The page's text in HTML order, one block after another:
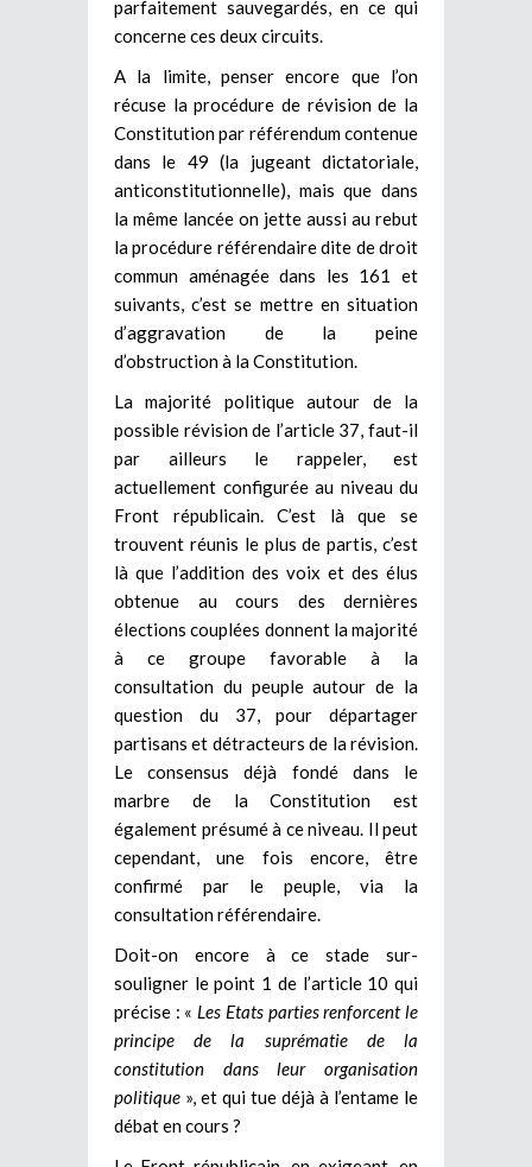
parfaitement sauvegardés, en ce qui
concerne ces deux circuits.
A la limite, penser encore que l’on
récuse la procédure de révision de la
Constitution par référendum contenue
dans le 49 (la jugeant dictatoriale,
anticonstitutionnelle), mais que dans
la même lancée on jette aussi au rebut
la procédure référendaire dite de droit
commun aménagée dans les 161 et
suivants, c’est se mettre en situation
d’aggravation de la peine
d’obstruction à la Constitution.
La majorité politique autour de la
possible révision de l’article 37, faut-il
par ailleurs le rappeler, est
actuellement configurée au niveau du
Front républicain. C’est là que se
trouvent réunis le plus de partis, c’est
là que l’addition des voix et des élus
obtenue au cours des dernières
élections couplées donnent la majorité
à ce groupe favorable à la
consultation du peuple autour de la
question du 37, pour départager
partisans et détracteurs de la révision.
Le consensus déjà fondé dans le
marbre de la Constitution est
également présumé à ce niveau. Il peut
cependant, une fois encore, être
confirmé par le peuple, via la
consultation référendaire.
Doit-on encore à ce stade sur-
souligner le point 1 de l’article 10 qui
précise : « Les Etats parties renforcent le
principe de la suprématie de la
constitution dans leur organisation
politique », et qui tue déjà à l’entame le
débat en cours ?